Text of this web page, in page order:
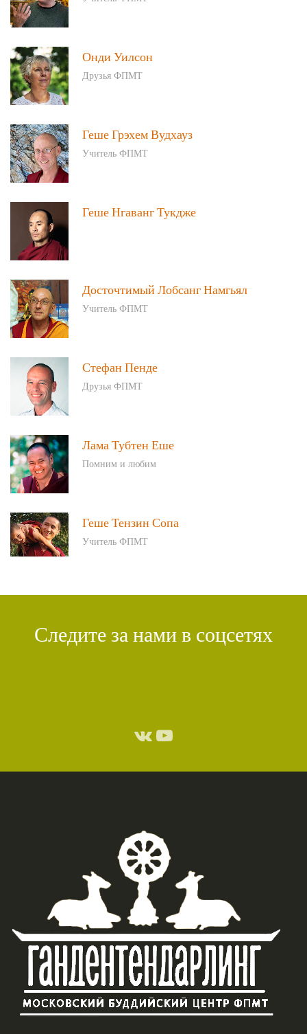
Онди Уилсон
Друзья ФПМТ
Геше Грэхем Вудхауз
Учитель ФПМТ
Геше Нгаванг Тукдже
Досточтимый Лобсанг Намгьял
Учитель ФПМТ
Стефан Пенде
Друзья ФПМТ
Лама Тубтен Еше
Помним и любим
Геше Тензин Сопа
Учитель ФПМТ
Следите за нами в соцсетях